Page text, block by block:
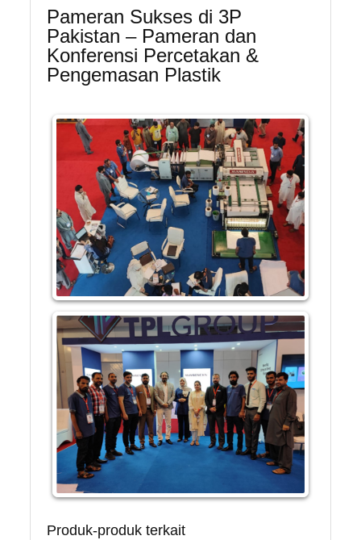
Pameran Sukses di 3P
Pakistan – Pameran dan
Konferensi Percetakan &
Pengemasan Plastik
Produk-produk terkait